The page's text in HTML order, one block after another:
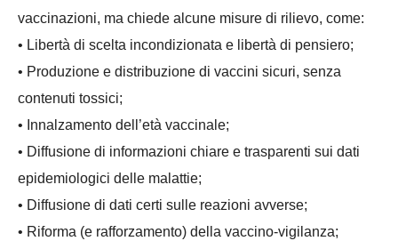
vaccinazioni, ma chiede alcune misure di rilievo, come:
• Libertà di scelta incondizionata e libertà di pensiero;
• Produzione e distribuzione di vaccini sicuri, senza
contenuti tossici;
• Innalzamento dell’età vaccinale;
• Diffusione di informazioni chiare e trasparenti sui dati
epidemiologici delle malattie;
• Diffusione di dati certi sulle reazioni avverse;
• Riforma (e rafforzamento) della vaccino-vigilanza;